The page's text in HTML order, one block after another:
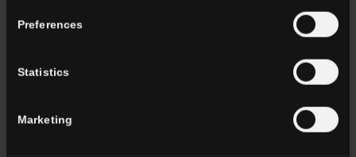
Preferences
Statistics
Marketing